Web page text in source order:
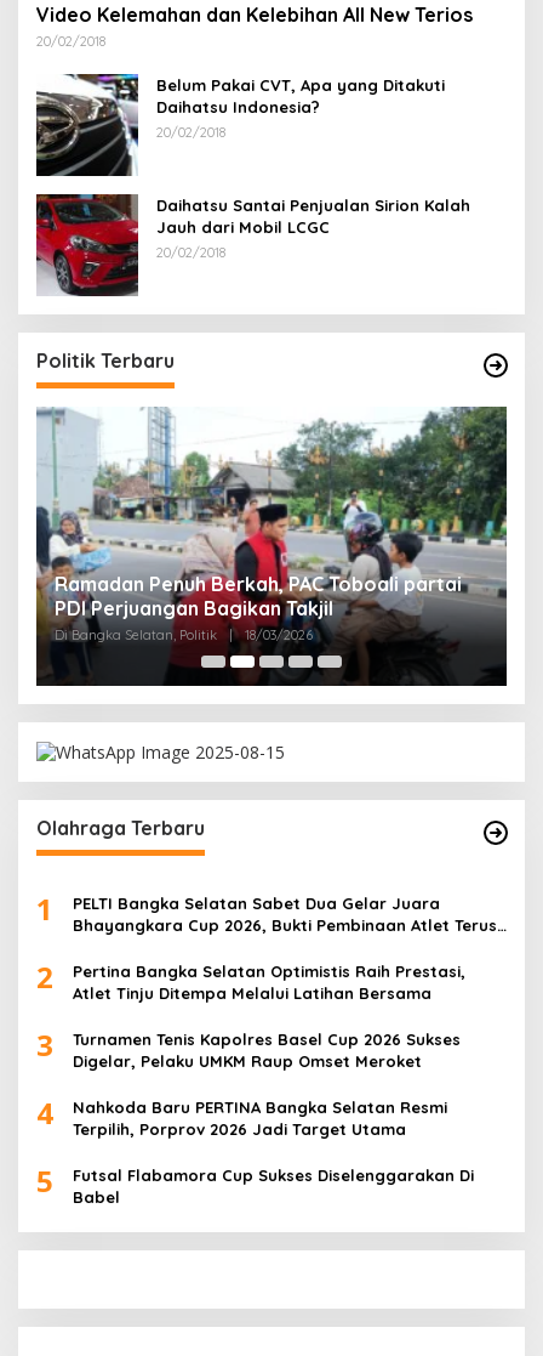
Video Kelemahan dan Kelebihan All New Terios
20/02/2018
Belum Pakai CVT, Apa yang Ditakuti
Daihatsu Indonesia?
20/02/2018
Daihatsu Santai Penjualan Sirion Kalah
Jauh dari Mobil LCGC
20/02/2018
Politik Terbaru
Ramadan Penuh Berkah, PAC Toboali partai
PDI Perjuangan Bagikan Takjil
Di Bangka Selatan, Politik | 18/03/2026
Olahraga Terbaru
1
PELTI Bangka Selatan Sabet Dua Gelar Juara
Bhayangkara Cup 2026, Bukti Pembinaan Atlet Terus
2
Pertina Bangka Selatan Optimistis Raih Prestasi,
Atlet Tinju Ditempa Melalui Latihan Bersama
3
Turnamen Tenis Kapolres Basel Cup 2026 Sukses
Digelar, Pelaku UMKM Raup Omset Meroket
4
Nahkoda Baru PERTINA Bangka Selatan Resmi
Terpilih, Porprov 2026 Jadi Target Utama
5
Futsal Flabamora Cup Sukses Diselenggarakan Di
Babel